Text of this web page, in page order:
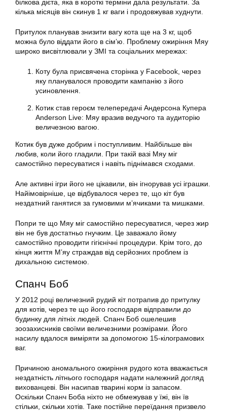
білкова дієта, яка в короткі терміни дала результати. За
кілька місяців він скинув 1 кг ваги і продовжував худнути.
Притулок планував знизити вагу кота ще на 3 кг, щоб
можна було віддати його в сім’ю. Проблему ожиріння Мяу
широко висвітлювали у ЗМІ та соціальних мережах:
Коту була присвячена сторінка у Facebook, через
яку планувалося проводити кампанію з його
усиновлення.
Котик став героєм телепередачі Андерсона Купера
Anderson Live: Мяу вразив ведучого та аудиторію
величезною вагою.
Котик був дуже добрим і поступливим. Найбільше він
любив, коли його гладили. При такій вазі Мяу міг
самостійно пересуватися і навіть піднімався сходами.
Але активні ігри його не цікавили, він ігнорував усі іграшки.
Найімовірніше, це відбувалося через те, що кіт був
нездатний ганятися за гумовими м’ячиками та мишками.
Попри те що Мяу міг самостійно пересуватися, через жир
він не був достатньо гнучким. Це заважало йому
самостійно проводити гігієнічні процедури. Крім того, до
кінця життя М’яу страждав від серйозних проблем із
дихальною системою.
Спанч Боб
У 2012 році величезний рудий кіт потрапив до притулку
для котів, через те що його господаря відправили до
будинку для літніх людей. Спанч Боб ошелешив
зоозахисників своїми величезними розмірами. Його
насилу вдалося виміряти за допомогою 15-кілограмових
ваг.
Причиною аномального ожиріння рудого кота вважається
нездатність літнього господаря надати належний догляд
вихованцеві. Він насипав тварині корм із запасом.
Оскільки Спанч Боба ніхто не обмежував у їжі, він їв
стільки, скільки хотів. Таке постійне переїдання призвело